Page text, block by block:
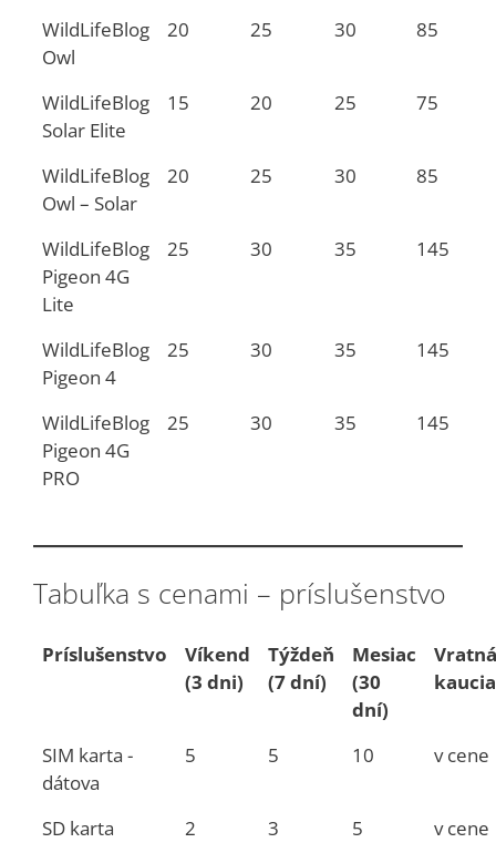
WildLifeBlog
Owl
20 25 30 85
WildLifeBlog
Solar Elite
15 20 25 75
WildLifeBlog
Owl – Solar
20 25 30 85
WildLifeBlog
Pigeon 4G
Lite
25 30 35 145
WildLifeBlog
Pigeon 4
25 30 35 145
WildLifeBlog
Pigeon 4G
PRO
25 30 35 145
Tabuľka s cenami – príslušenstvo
Príslušenstvo
Víkend
(3 dni)
Týždeň
(7 dní)
Mesiac
(30
dní)
Vratná
kaucia
SIM karta -
dátova
5 5 10 v cene
SD karta 2 3 5 v cene